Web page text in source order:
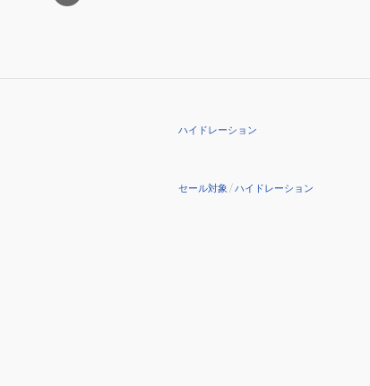
ハイドレーション
セール対象 /ハイドレーション